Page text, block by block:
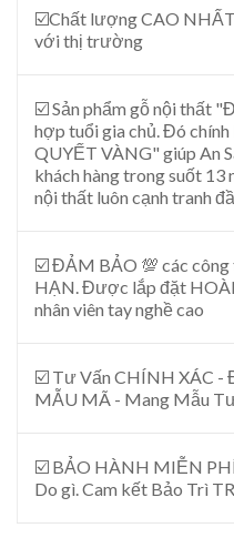
☑️Chất lượng CAO NHẤT
với thị trường
☑️ Sản phẩm gỗ nội thất
hợp tuổi gia chủ. Đó
QUYẾT VÀNG" giúp An
khách hàng trong suốt
nội thất luôn cạnh tranh
☑️ ĐẢM BẢO 💯 các
HẠN. Được lắp đặt
nhân viên tay nghề cao
☑️ Tư Vấn CHÍNH XÁC -
MẪU MÃ - Mang Mẫu
☑️ BẢO HÀNH MIỄN
Do gì. Cam kết Bảo Trì